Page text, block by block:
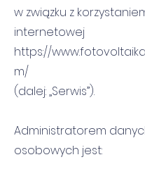
w związku z
internetowej
https://
m/
(dalej: „Serwis”).
Administratorem
osobowych jest: